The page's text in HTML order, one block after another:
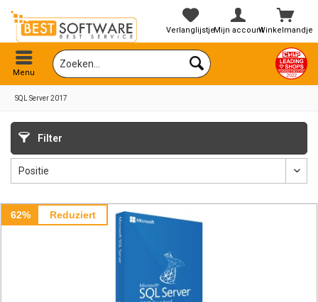
Winkelmandje
VerlanglijstjeMijn account
Menu
SQL Server 2017
Filter
62% Reduziert